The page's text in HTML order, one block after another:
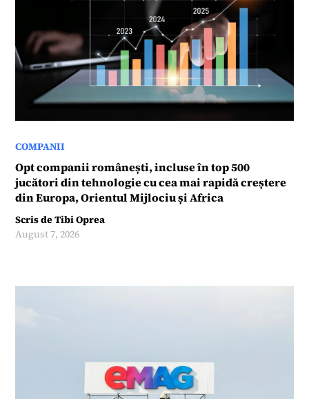
COMPANII
Opt companii românești, incluse în top 500
jucători din tehnologie cu cea mai rapidă creștere
din Europa, Orientul Mijlociu și Africa
Scris deTibi Oprea
August 7, 2026